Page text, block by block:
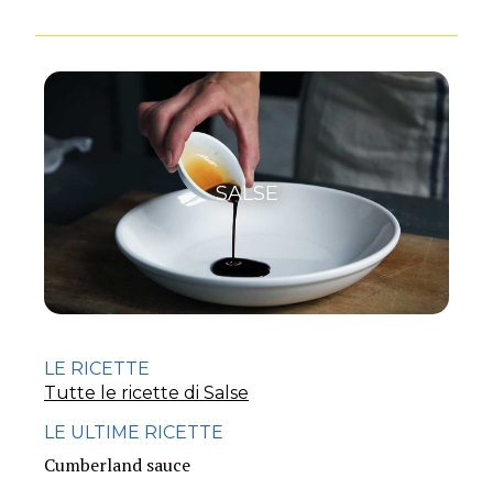
SALSE
LE RICETTE
Tutte le ricette di Salse
LE ULTIME RICETTE
Cumberland sauce